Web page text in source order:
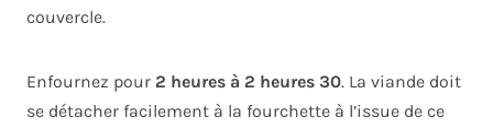
couvercle.
Enfournez pour 2 heures à 2 heures 30. La viande doit
se détacher facilement à la fourchette à l’issue de ce